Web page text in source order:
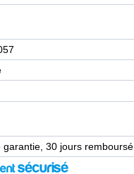
garantie, 30 jours remboursé